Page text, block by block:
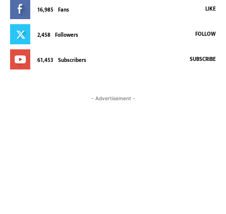
16,985 Fans LIKE
2,458 Followers FOLLOW
61,453 Subscribers SUBSCRIBE
- Advertisement -